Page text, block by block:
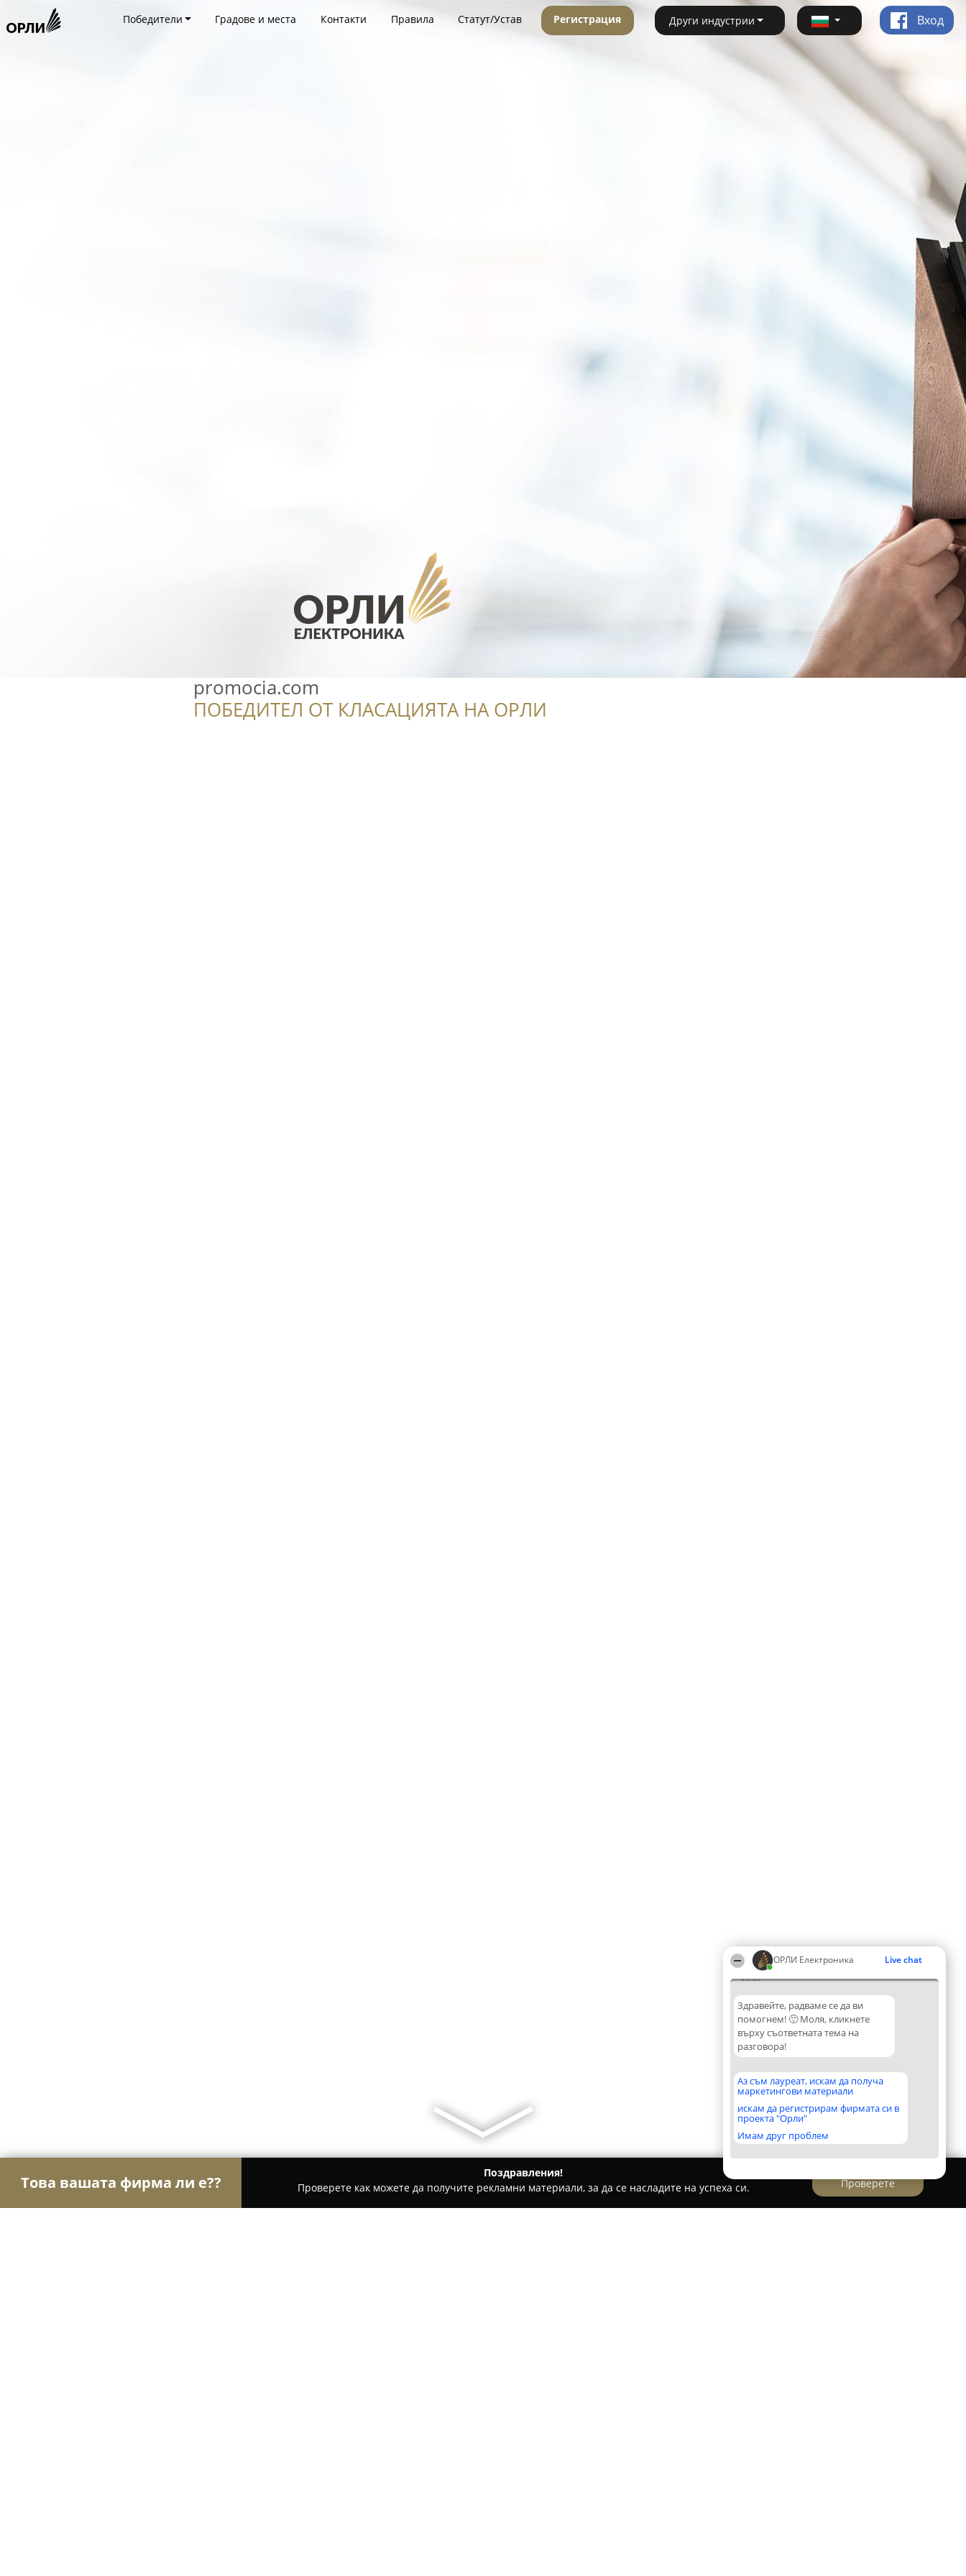
ОРЛИ Електроника Live chat
03:59
Здравейте, радваме се да ви
помогнем! 🙂 Моля, кликнете
върху съответната тема на
разговора!
Аз съм лауреат, искам да получа
маркетингови материали
искам да регистрирам фирмата си в
проекта "Орли"
Имам друг проблем
Победители Градове и места Контакти Правила Статут/Устав Регистрация Други индустрии Вход
promocia.com
ПОБЕДИТЕЛ ОТ КЛАСАЦИЯТА НА ОРЛИ
Това вашата фирма ли е??
Поздравления!
Проверете как можете да получите рекламни материали, за да се насладите на успеха си.
Проверете